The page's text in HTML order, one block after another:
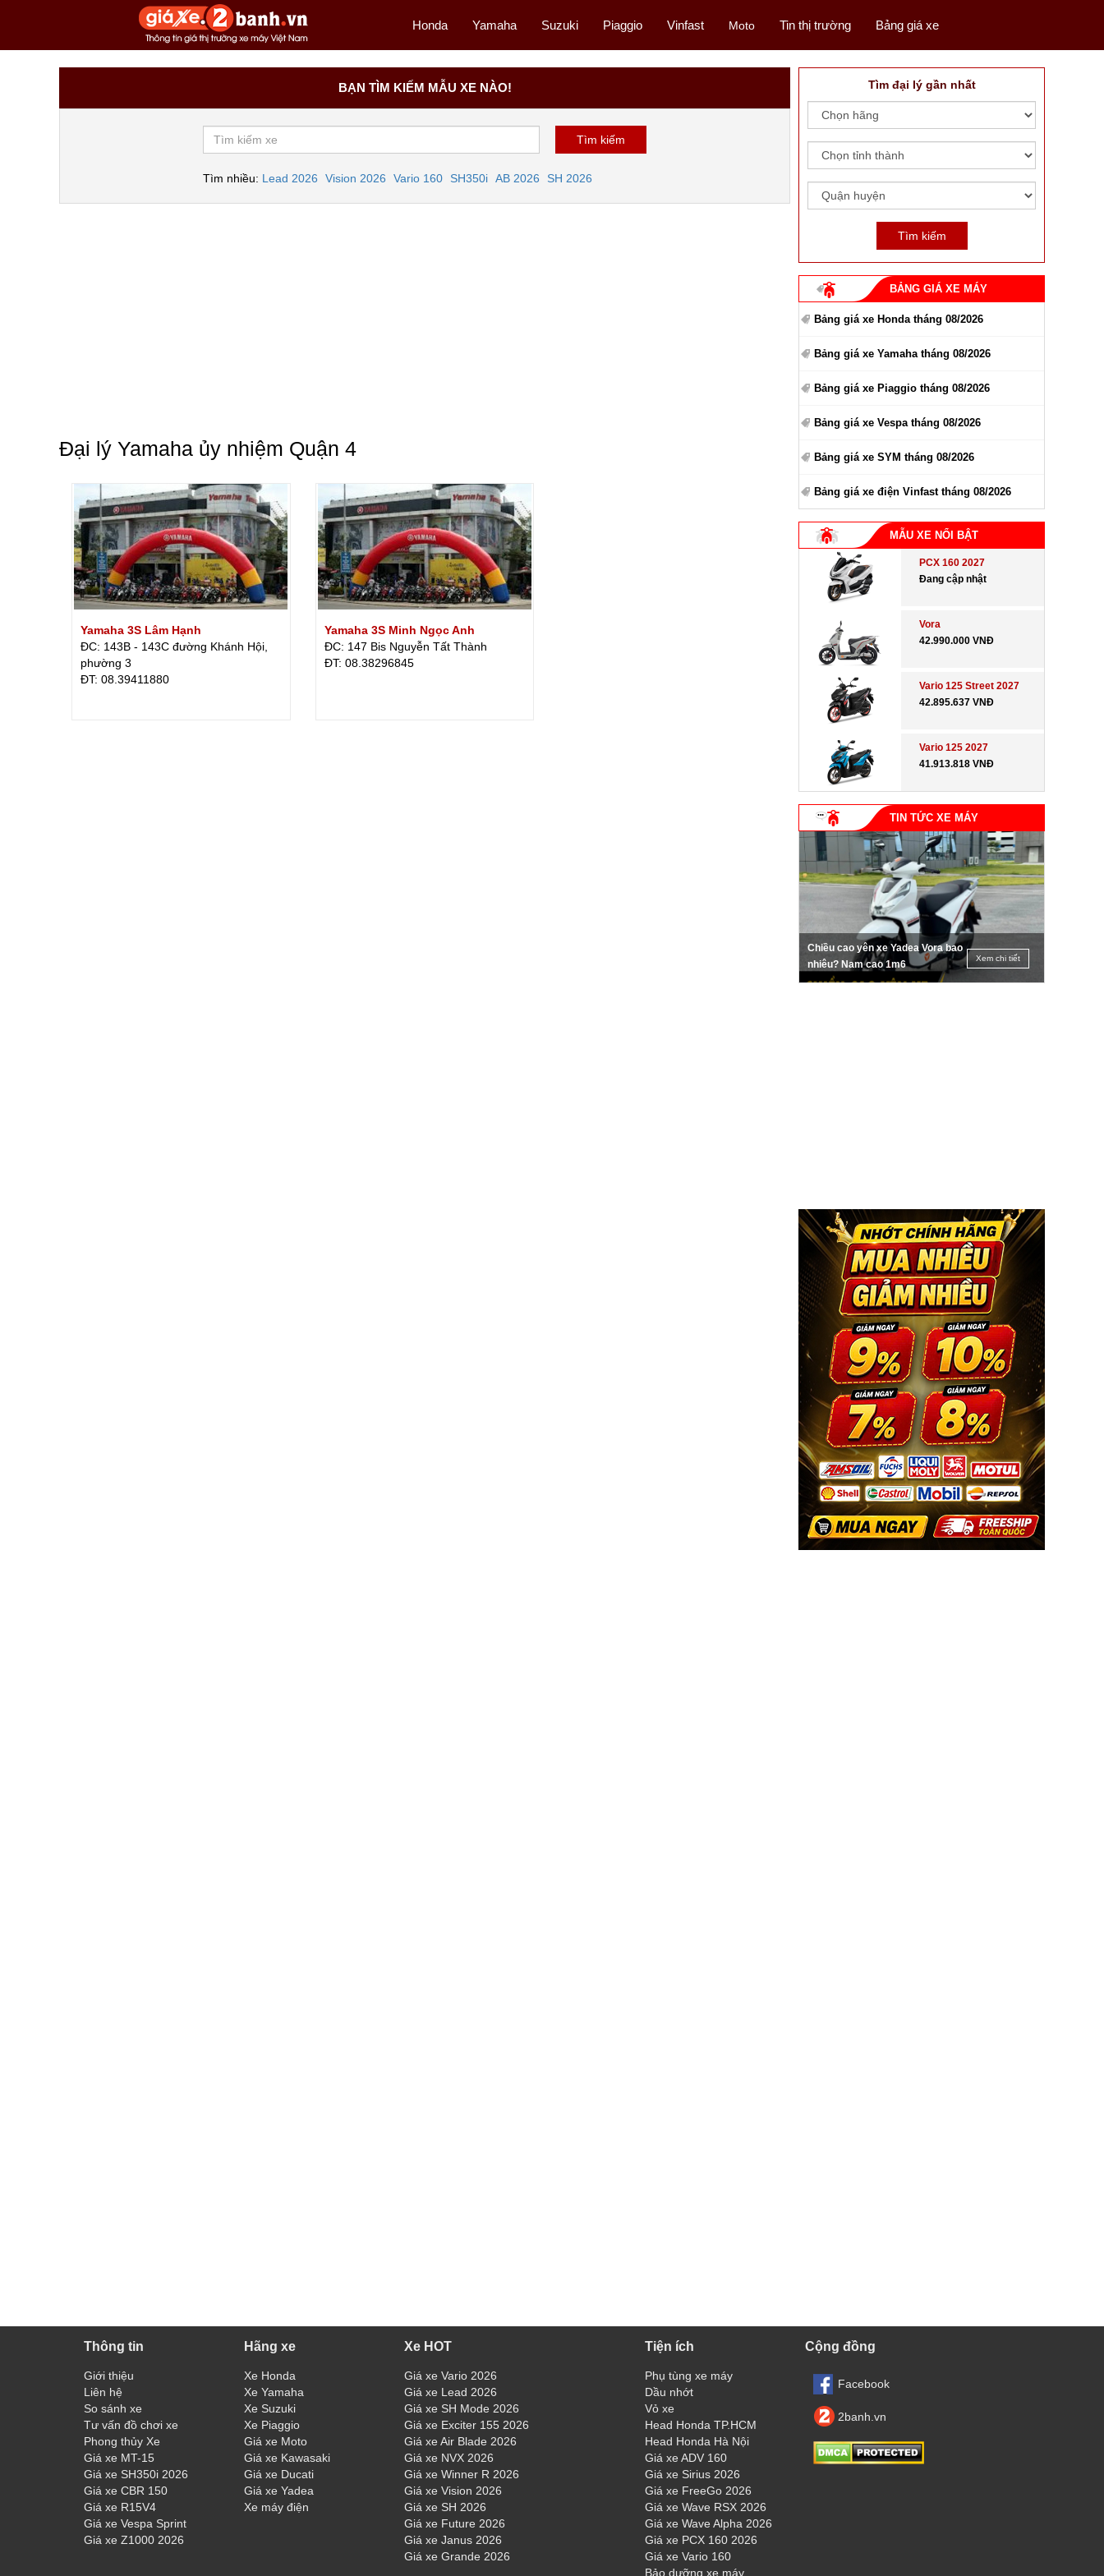
Honda Yamaha Suzuki Piaggio Vinfast Moto Tin thị trường Bảng giá xe
BẠN TÌM KIẾM MẪU XE NÀO!
Tìm nhiều: Lead 2026 Vision 2026 Vario 160 SH350i AB 2026 SH 2026
Đại lý Yamaha ủy nhiệm Quận 4
Yamaha 3S Lâm Hạnh
ĐC: 143B - 143C đường Khánh Hội,
phường 3
ÐT: 08.39411880
Yamaha 3S Minh Ngọc Anh
ĐC: 147 Bis Nguyễn Tất Thành
ÐT: 08.38296845
Tìm đại lý gần nhất
BẢNG GIÁ XE MÁY
Bảng giá xe Honda tháng 08/2026
Bảng giá xe Yamaha tháng 08/2026
Bảng giá xe Piaggio tháng 08/2026
Bảng giá xe Vespa tháng 08/2026
Bảng giá xe SYM tháng 08/2026
Bảng giá xe điện Vinfast tháng 08/2026
MẪU XE NỔI BẬT
PCX 160 2027
Đang cập nhật
Vora
42.990.000 VNĐ
Vario 125 Street 2027
42.895.637 VNĐ
Vario 125 2027
41.913.818 VNĐ
TIN TỨC XE MÁY
Chiều cao yên xe Yadea Vora bao
nhiêu? Nam cao 1m6
Xem chi tiết
Thông tin
Giới thiệu
Liên hệ
So sánh xe
Tư vấn đồ chơi xe
Phong thủy Xe
Giá xe MT-15
Giá xe SH350i 2026
Giá xe CBR 150
Giá xe R15V4
Giá xe Vespa Sprint
Giá xe Z1000 2026
Hãng xe
Xe Honda
Xe Yamaha
Xe Suzuki
Xe Piaggio
Giá xe Moto
Giá xe Kawasaki
Giá xe Ducati
Giá xe Yadea
Xe máy điện
Xe HOT
Giá xe Vario 2026
Giá xe Lead 2026
Giá xe SH Mode 2026
Giá xe Exciter 155 2026
Giá xe Air Blade 2026
Giá xe NVX 2026
Giá xe Winner R 2026
Giá xe Vision 2026
Giá xe SH 2026
Giá xe Future 2026
Giá xe Janus 2026
Giá xe Grande 2026
Tiện ích
Phụ tùng xe máy
Dầu nhớt
Vỏ xe
Head Honda TP.HCM
Head Honda Hà Nội
Giá xe ADV 160
Giá xe Sirius 2026
Giá xe FreeGo 2026
Giá xe Wave RSX 2026
Giá xe Wave Alpha 2026
Giá xe PCX 160 2026
Giá xe Vario 160
Bảo dưỡng xe máy
Cộng đồng
Facebook
2banh.vn